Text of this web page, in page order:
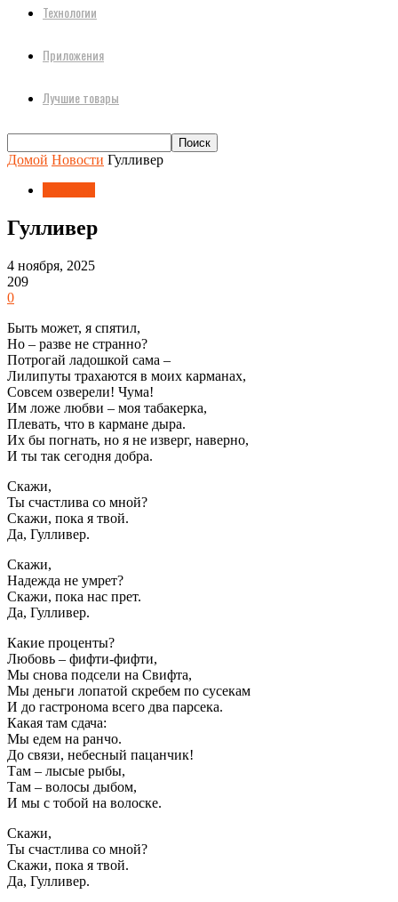
Технологии
Приложения
Лучшие товары
Домой Новости Гулливер
Гулливер
4 ноября, 2025
209
0
Быть может, я спятил,
Но – разве не странно?
Потрогай ладошкой сама –
Лилипуты трахаются в моих карманах,
Совсем озверели! Чума!
Им ложе любви – моя табакерка,
Плевать, что в кармане дыра.
Их бы погнать, но я не изверг, наверно,
И ты так сегодня добра.
Скажи,
Ты счастлива со мной?
Скажи, пока я твой.
Да, Гулливер.
Скажи,
Надежда не умрет?
Скажи, пока нас прет.
Да, Гулливер.
Какие проценты?
Любовь – фифти-фифти,
Мы снова подсели на Свифта,
Мы деньги лопатой скребем по сусекам
И до гастронома всего два парсека.
Какая там сдача:
Мы едем на ранчо.
До связи, небесный пацанчик!
Там – лысые рыбы,
Там – волосы дыбом,
И мы с тобой на волоске.
Скажи,
Ты счастлива со мной?
Скажи, пока я твой.
Да, Гулливер.